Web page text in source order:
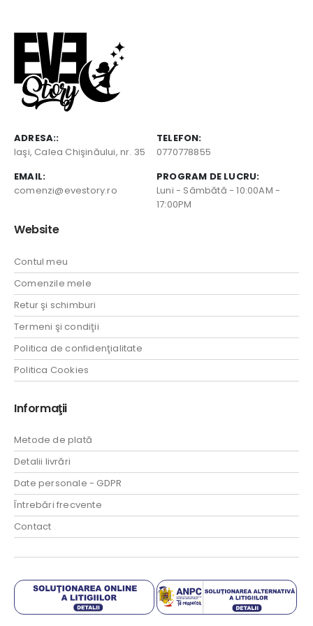
ADRESA::
Iaşi, Calea Chişinăului, nr. 35
TELEFON:
0770778855
EMAIL:
comenzi@evestory.ro
PROGRAM DE LUCRU:
Luni - Sâmbătă - 10:00AM -
17:00PM
Website
Contul meu
Comenzile mele
Retur şi schimburi
Termeni şi condiţii
Politica de confidenţialitate
Politica Cookies
Informaţii
Metode de plată
Detalii livrări
Date personale - GDPR
Întrebări frecvente
Contact